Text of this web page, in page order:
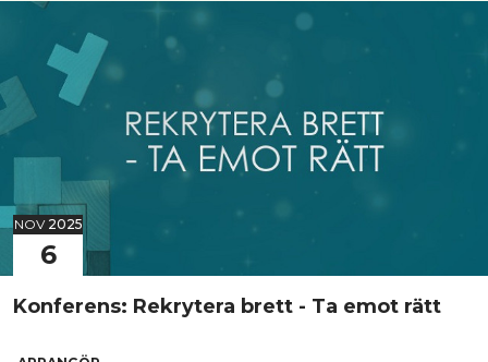
NOV 2025
6
Konferens: Rekrytera brett - Ta emot rätt